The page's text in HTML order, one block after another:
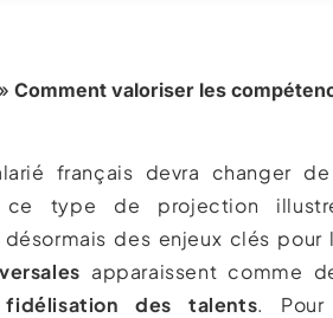
»Comment valoriser les
français devra changer
: ce type de projection
désormais des enjeux clés
apparaissent comme
fidélisation des talents. Pour